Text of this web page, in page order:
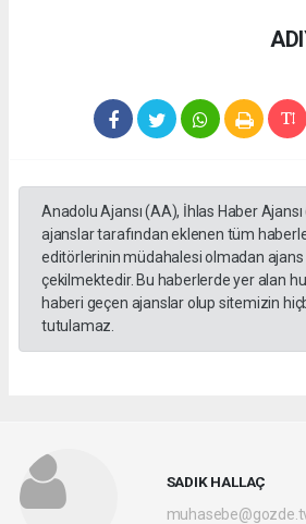
Anadolu Ajansı (AA), İhlas Haber
ajanslar tarafından eklenen tüm
editörlerinin müdahalesi olmadan ajans
çekilmektedir. Bu haberlerde yer alan
haberi geçen ajanslar olup sitemizin
tutulamaz.
SADIK HALLAÇ